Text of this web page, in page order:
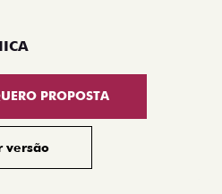
PROPOSTA
versão